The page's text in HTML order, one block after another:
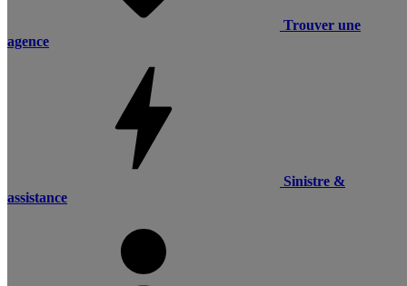
Trouver une
agence
Sinistre &
assistance